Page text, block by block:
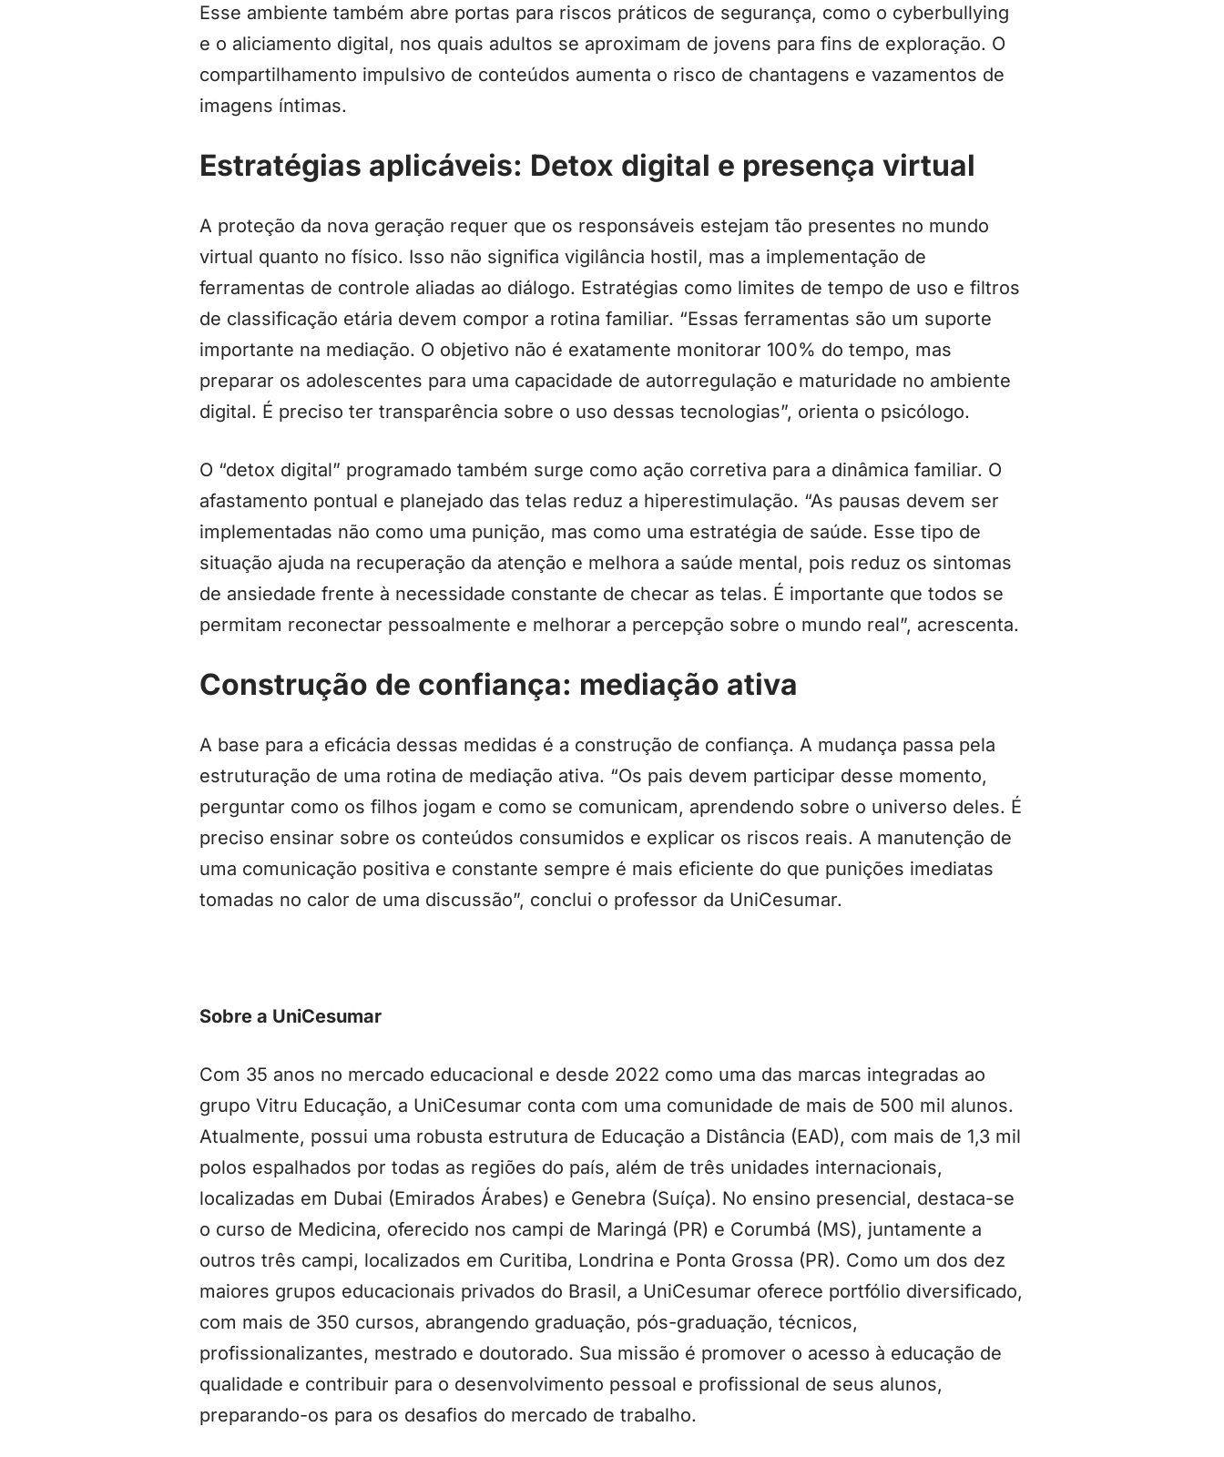
Esse ambiente também abre portas para riscos práticos de segurança, como o cyberbullying
e o aliciamento digital, nos quais adultos se aproximam de jovens para fins de exploração. O
compartilhamento impulsivo de conteúdos aumenta o risco de chantagens e vazamentos de
imagens íntimas.
Estratégias aplicáveis: Detox digital e presença virtual
A proteção da nova geração requer que os responsáveis estejam tão presentes no mundo
virtual quanto no físico. Isso não significa vigilância hostil, mas a implementação de
ferramentas de controle aliadas ao diálogo. Estratégias como limites de tempo de uso e filtros
de classificação etária devem compor a rotina familiar. “Essas ferramentas são um suporte
importante na mediação. O objetivo não é exatamente monitorar 100% do tempo, mas
preparar os adolescentes para uma capacidade de autorregulação e maturidade no ambiente
digital. É preciso ter transparência sobre o uso dessas tecnologias”, orienta o psicólogo.
O “detox digital” programado também surge como ação corretiva para a dinâmica familiar. O
afastamento pontual e planejado das telas reduz a hiperestimulação. “As pausas devem ser
implementadas não como uma punição, mas como uma estratégia de saúde. Esse tipo de
situação ajuda na recuperação da atenção e melhora a saúde mental, pois reduz os sintomas
de ansiedade frente à necessidade constante de checar as telas. É importante que todos se
permitam reconectar pessoalmente e melhorar a percepção sobre o mundo real”, acrescenta.
Construção de confiança: mediação ativa
A base para a eficácia dessas medidas é a construção de confiança. A mudança passa pela
estruturação de uma rotina de mediação ativa. “Os pais devem participar desse momento,
perguntar como os filhos jogam e como se comunicam, aprendendo sobre o universo deles. É
preciso ensinar sobre os conteúdos consumidos e explicar os riscos reais. A manutenção de
uma comunicação positiva e constante sempre é mais eficiente do que punições imediatas
tomadas no calor de uma discussão”, conclui o professor da UniCesumar.
Sobre a UniCesumar
Com 35 anos no mercado educacional e desde 2022 como uma das marcas integradas ao
grupo Vitru Educação, a UniCesumar conta com uma comunidade de mais de 500 mil alunos.
Atualmente, possui uma robusta estrutura de Educação a Distância (EAD), com mais de 1,3 mil
polos espalhados por todas as regiões do país, além de três unidades internacionais,
localizadas em Dubai (Emirados Árabes) e Genebra (Suíça). No ensino presencial, destaca-se
o curso de Medicina, oferecido nos campi de Maringá (PR) e Corumbá (MS), juntamente a
outros três campi, localizados em Curitiba, Londrina e Ponta Grossa (PR). Como um dos dez
maiores grupos educacionais privados do Brasil, a UniCesumar oferece portfólio diversificado,
com mais de 350 cursos, abrangendo graduação, pós-graduação, técnicos,
profissionalizantes, mestrado e doutorado. Sua missão é promover o acesso à educação de
qualidade e contribuir para o desenvolvimento pessoal e profissional de seus alunos,
preparando-os para os desafios do mercado de trabalho.